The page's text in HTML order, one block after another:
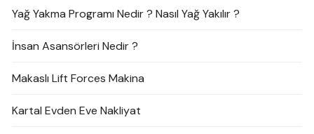
Yağ Yakma Programı Nedir ? Nasıl Yağ Yakılır ?
İnsan Asansörleri Nedir ?
Makaslı Lift Forces Makina
Kartal Evden Eve Nakliyat